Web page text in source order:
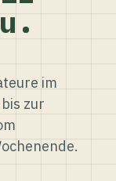
im
zur